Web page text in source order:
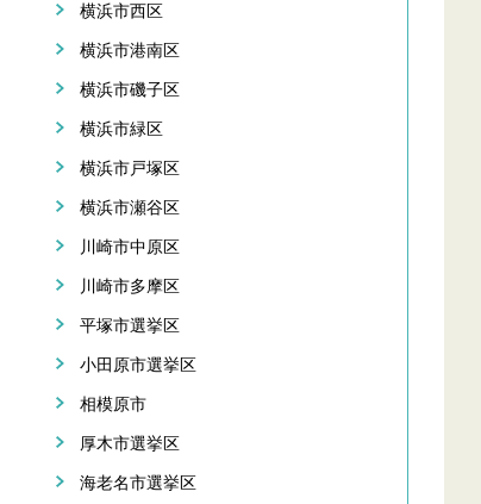
横浜市西区
横浜市港南区
横浜市磯子区
横浜市緑区
横浜市戸塚区
横浜市瀬谷区
川崎市中原区
川崎市多摩区
平塚市選挙区
小田原市選挙区
相模原市
厚木市選挙区
海老名市選挙区